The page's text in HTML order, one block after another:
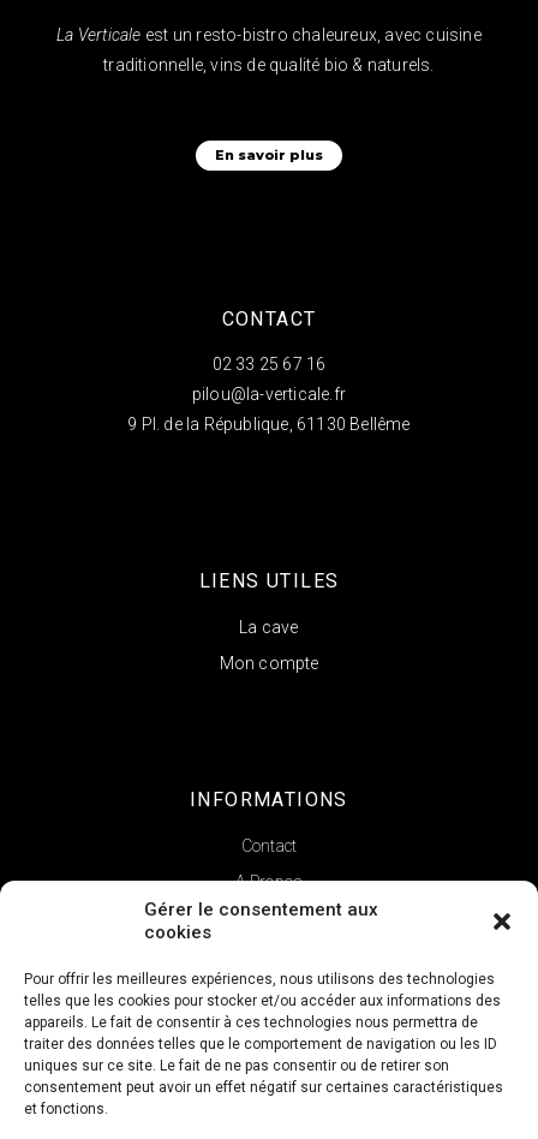
Gérer le consentement aux
cookies
Pour offrir les meilleures expériences, nous utilisons des technologies
telles que les cookies pour stocker et/ou accéder aux informations des
appareils. Le fait de consentir à ces technologies nous permettra de
traiter des données telles que le comportement de navigation ou les ID
uniques sur ce site. Le fait de ne pas consentir ou de retirer son
consentement peut avoir un effet négatif sur certaines caractéristiques
et fonctions.
La Verticale est un resto-bistro chaleureux, avec cuisine
traditionnelle, vins de qualité bio & naturels.
En savoir plus
CONTACT
02 33 25 67 16
pilou@la-verticale.fr
9 Pl. de la République, 61130 Bellême
LIENS UTILES
La cave
Mon compte
INFORMATIONS
Contact
A Propos